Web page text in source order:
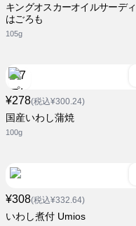
キングオスカーオイルサーデ
はごろも
105g
¥278(税込¥300.24)
国産いわし蒲焼
100g
¥308(税込¥332.64)
いわし煮付 Umios